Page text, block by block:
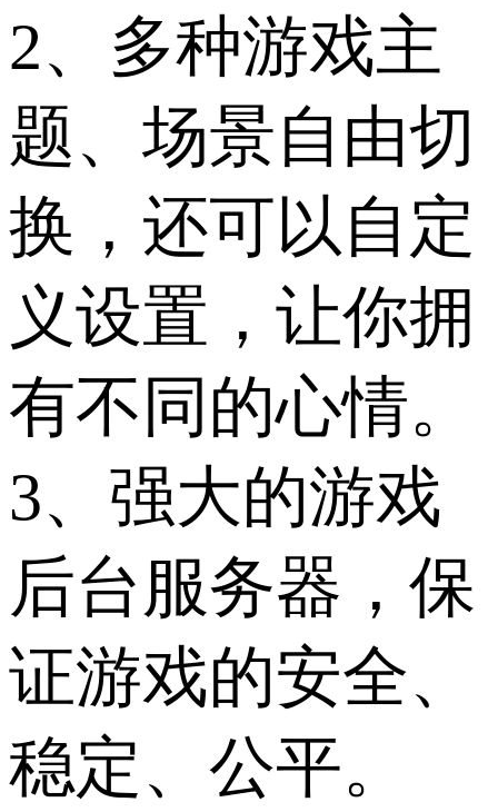
2、多种游戏主
题、场景自由切
换，还可以自定
义设置，让你拥
有不同的心情。
3、强大的游戏
后台服务器，保
证游戏的安全、
稳定、公平。